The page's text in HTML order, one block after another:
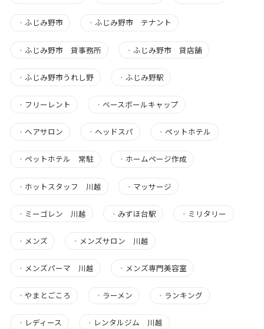
・ ふじみ野市 ・ふじみ野市 テナント
・ ふじみ野市 貸事務所 ・ふじみ野市 貸店舗
・ ふじみ野市うれし野 ・ふじみ野駅
・ フリーレント ・ ベースボールキャップ
・ ヘアサロン ・ ヘッドスパ ・ペットホテル
・ ペットホテル 常駐 ・ ホームページ作成
・ ホットスタッフ 川越 ・ マッサージ
・ ミーゴレン 川越 ・ みずほ台駅 ・ ミリタリー
・ メンズ ・ メンズサロン 川越
・ メンズパーマ 川越 ・ メンズ専門美容室
・ やまとごころ ・ ラーメン ・ ランキング
・ レディース ・ レンタルジム 川越